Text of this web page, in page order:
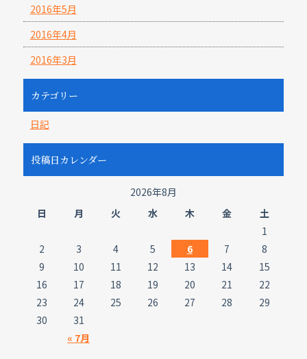
2016年5月
2016年4月
2016年3月
カテゴリー
日記
投稿日カレンダー
2026年8月
日
月 火 水 木 金 土
« 7月
1
2
3 4 5 6 7
8
9
10 11 12 13 14
15
16
17 18 19 20 21
22
23
24 25 26 27 28
29
30
31